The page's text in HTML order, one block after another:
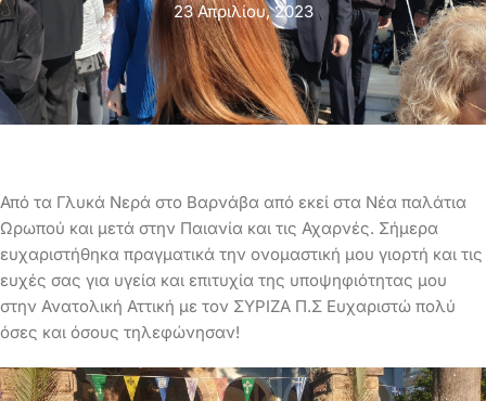
23 Απριλίου, 2023
Από τα Γλυκά Νερά στο Βαρνάβα από εκεί στα Νέα παλάτια
Ωρωπού και μετά στην Παιανία και τις Αχαρνές. Σήμερα
ευχαριστήθηκα πραγματικά την ονομαστική μου γιορτή και τις
ευχές σας για υγεία και επιτυχία της υποψηφιότητας μου
στην Ανατολική Αττική με τον ΣΥΡΙΖΑ Π.Σ Ευχαριστώ πολύ
όσες και όσους τηλεφώνησαν!